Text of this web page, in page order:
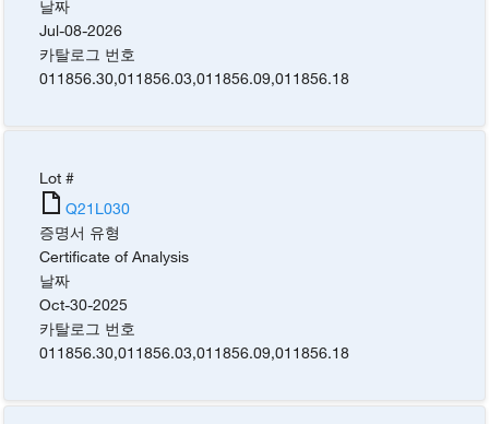
날짜
Jul-08-2026
카탈로그 번호
011856.30,011856.03,011856.09,011856.18
Lot #
Q21L030
증명서 유형
Certificate of Analysis
날짜
Oct-30-2025
카탈로그 번호
011856.30,011856.03,011856.09,011856.18